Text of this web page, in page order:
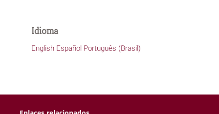
Idioma
English Español Português (Brasil)